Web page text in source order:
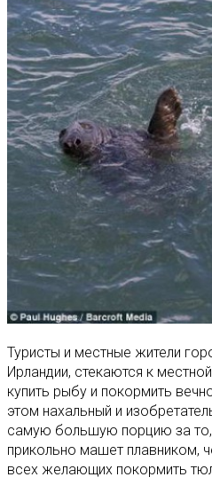
Туристы и местные жители
Ирландии, стекаются к
купить рыбу и покормить
этом нахальный и
самую большую порцию за то,
прикольно машет плавником,
всех желающих покормить